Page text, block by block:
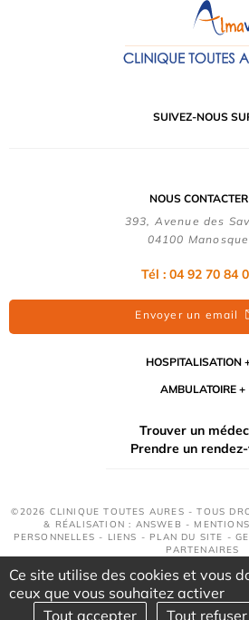
SUIVEZ-NOUS
NOUS CONTACTER
393, Avenue des
04100 Manosque
Tél : 04 92 70 84
Envoyer un email
HOSPITALISATION
AMBULATOIRE
Trouver un
Prendre un
©2026 CLINIQUE TOUTES AURES - TOUS
& RÉALISATION : ANSWEB -
PERSONNELLES - LIENS - PLAN DU SITE -
PARTENAIRES
Ce site utilise des cookies et vous
ceux que vous souhaitez activer
Tout accepter
Tout refuser